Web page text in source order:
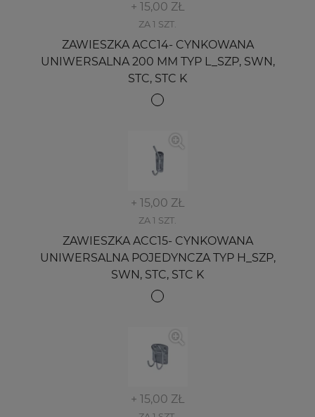
+ 15,00 ZŁ
ZA 1 SZT.
ZAWIESZKA ACC14- CYNKOWANA
UNIWERSALNA 200 MM TYP L_SZP, SWN,
STC, STC K
+ 15,00 ZŁ
ZA 1 SZT.
ZAWIESZKA ACC15- CYNKOWANA
UNIWERSALNA POJEDYNCZA TYP H_SZP,
SWN, STC, STC K
+ 15,00 ZŁ